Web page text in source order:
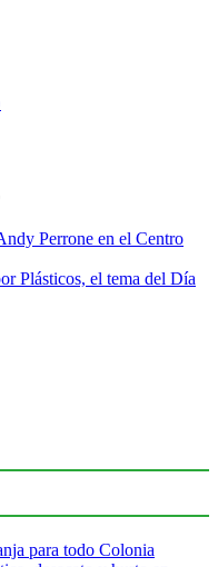
Perrone en el Centro
Plásticos, el tema del Día
para todo Colonia